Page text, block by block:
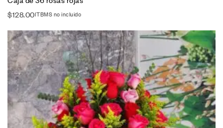
$128.00ITBMS no incluido